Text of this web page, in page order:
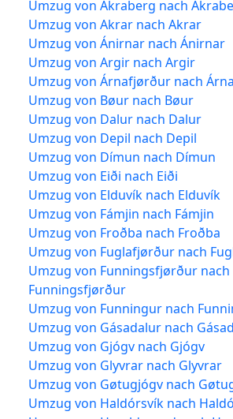
Umzug von Akraberg nach
Umzug von Akrar nach Akrar
Umzug von Ánirnar nach Ánirnar
Umzug von Argir nach Argir
Umzug von Árnafjørður nach
Umzug von Bøur nach Bøur
Umzug von Dalur nach Dalur
Umzug von Depil nach Depil
Umzug von Dímun nach Dímun
Umzug von Eiði nach Eiði
Umzug von Elduvík nach Elduvík
Umzug von Fámjin nach Fámjin
Umzug von Froðba nach Froðba
Umzug von Fuglafjørður nach
Umzug von Funningsfjørður nach
Funningsfjørður
Umzug von Funningur nach
Umzug von Gásadalur nach
Umzug von Gjógv nach Gjógv
Umzug von Glyvrar nach Glyvrar
Umzug von Gøtugjógv nach
Umzug von Haldórsvík nach